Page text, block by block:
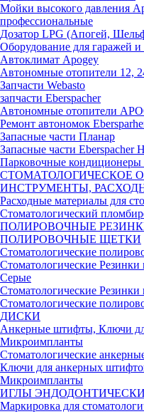
Мойки высокого давления
профессиональные
Дозатор LPG (Апогей,
Оборудование для гаражей и
Автоклимат Apogey
Автономные отопители 12,
Запчасти Webasto
запчасти Eberspacher
Автономные отопители
Ремонт автономок
Запасные части Планар
Запасные части Eberspacher
Парковочные кондиционеры
СТОМАТОЛОГИЧЕСКОЕ
ИНСТРУМЕНТЫ,
Расходные материалы для
Стоматологический
ПОЛИРОВОЧНЫЕ
ПОЛИРОВОЧНЫЕ ЩЕТКИ
Стоматологические
Стоматологические
Серые
Стоматологические
Стоматологические
ДИСКИ
Анкерные штифты, Ключи
Микроимпланты
Стоматологические
Ключи для анкерных
Микроимпланты
ИГЛЫ
Маркировка для